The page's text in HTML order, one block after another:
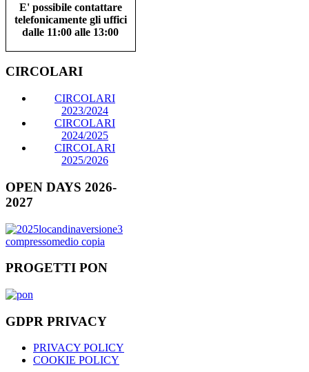
E' possibile contattare
telefonicamente gli uffici
dalle 11:00 alle 13:00
CIRCOLARI
CIRCOLARI
2023/2024
CIRCOLARI
2024/2025
CIRCOLARI
2025/2026
OPEN DAYS 2026-
2027
PROGETTI PON
GDPR PRIVACY
PRIVACY POLICY
COOKIE POLICY